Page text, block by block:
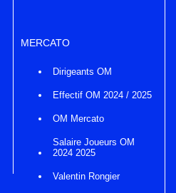
MERCATO
Dirigeants OM
Effectif OM 2024 / 2025
OM Mercato
Salaire Joueurs OM
2024 2025
Valentin Rongier